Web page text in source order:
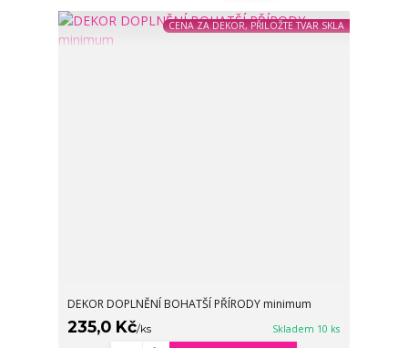
CENA ZA DEKOR, PŘILOŽTE TVAR SKLA
DEKOR DOPLNĚNÍ BOHATŠÍ PŘÍRODY minimum
235,0 Kč/ks Skladem 10 ks